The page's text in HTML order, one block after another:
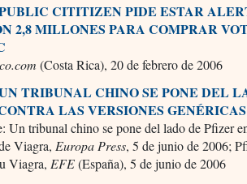
CITITIZEN PIDE ESTAR
2,8 MILLONES PARA COMPRAR
(Costa Rica), 20 de febrero de 2006
TRIBUNAL CHINO SE PONE DEL
LAS VERSIONES
Un tribunal chino se pone del lado de Pfizer
Viagra, Europa Press, 5 de junio de 2006;
Viagra, EFE(España), 5 de junio de 2006